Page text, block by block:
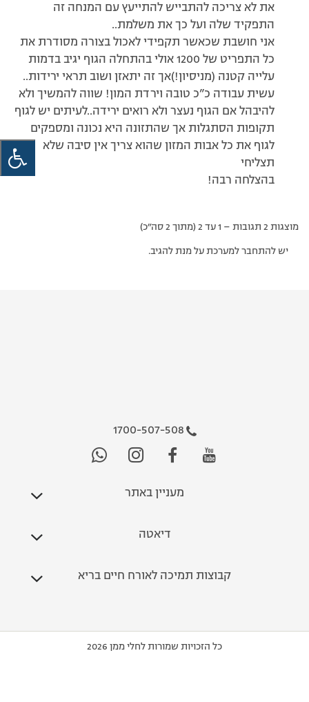
את לא צריכה להתבייש להתייעץ עם המנחה זה
התפקיד שלה ועל כך את משלמת..
אני חושבת שכאשר תקפידי לאכול בצורה מסודרת את
כל התפריט של 1200 אולי בהתחלה הגוף יגיב בדמות
עלייה קטנה (מניסיון!)אך זה יתאזן ושוב תראי ירידות..
עשית עבודה כ”כ טובה וירדת המון! שווה להמשיך ולא
להיבהל אם הגוף נעצר ולא רואים ירידה..לעיתים יש לגוף
תקופות הסתגלות אך שהתזונה היא נכונה ומספקים
לגוף את כל אבות המזון שהוא צריך אין סיבה שלא
תצליחי
בהצלחה רבה!
מוצגות 2 תגובות – 1 עד 2 (מתוך 2 סה״כ)
יש להתחבר למערכת על מנת להגיב.
1700-507-508
מעניין באתר
דיאטה
קבוצות תמיכה לאורח חיים בריא
כל הזכויות שמורות לחלי ממן 2026